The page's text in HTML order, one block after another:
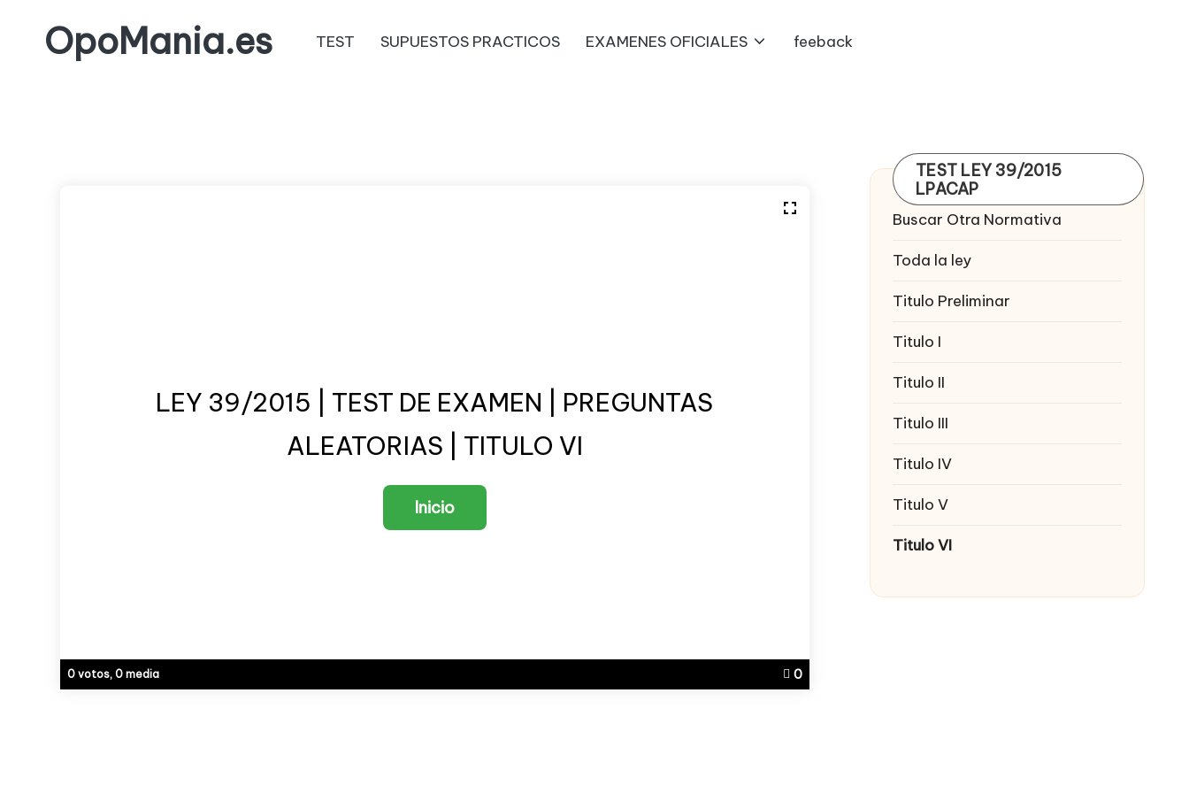
OpoMania.es TEST SUPUESTOS PRACTICOS EXAMENES OFICIALES feeback
0 votos, 0 media 0
LEY 39/2015 | TEST DE EXAMEN | PREGUNTAS
ALEATORIAS | TITULO VI
TEST LEY 39/2015
LPACAP
Buscar Otra Normativa
Toda la ley
Titulo Preliminar
Titulo I
Titulo II
Titulo III
Titulo IV
Titulo V
Titulo VI